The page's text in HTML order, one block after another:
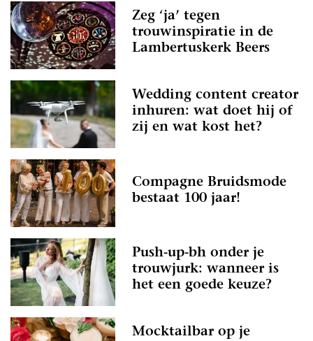
Zeg ‘ja’ tegen
trouwinspiratie in de
Lambertuskerk Beers
Wedding content creator
inhuren: wat doet hij of
zij en wat kost het?
Compagne Bruidsmode
bestaat 100 jaar!
Push-up-bh onder je
trouwjurk: wanneer is
het een goede keuze?
Mocktailbar op je